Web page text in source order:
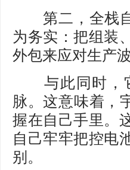
第二，全栈自
为务实：把组装
外包来应对生产波
与此同时，它
脉。这意味着，
握在自己手里。
自己牢牢把控电
别。